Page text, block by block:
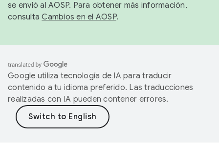
se envió al AOSP. Para obtener más información,
consultaCambios en el AOSP.
Google utiliza tecnología de IA para traducir
contenido a tu idioma preferido. Las traducciones
realizadas con IA pueden contener errores.